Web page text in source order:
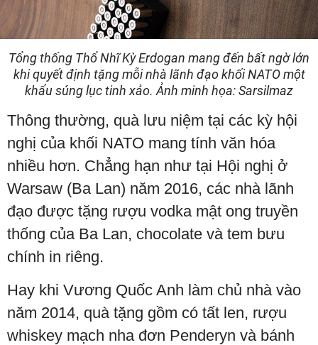
Tổng thống Thổ Nhĩ Kỳ Erdogan mang đến bất ngờ lớn
khi quyết định tặng mỗi nhà lãnh đạo khối NATO một
khẩu súng lục tinh xảo. Ảnh minh họa: Sarsilmaz
Thông thường, quà lưu niệm tại các kỳ hội
nghị của khối NATO mang tính văn hóa
nhiều hơn. Chẳng hạn như tại Hội nghị ở
Warsaw (Ba Lan) năm 2016, các nhà lãnh
đạo được tặng rượu vodka mật ong truyền
thống của Ba Lan, chocolate và tem bưu
chính in riêng.
Hay khi Vương Quốc Anh làm chủ nhà vào
năm 2014, quà tặng gồm có tất len, rượu
whiskey mạch nha đơn Penderyn và bánh